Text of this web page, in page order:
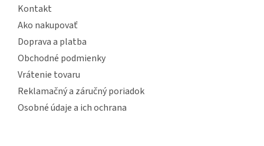
Kontakt
Ako nakupovať
Doprava a platba
Obchodné podmienky
Vrátenie tovaru
Reklamačný a záručný poriadok
Osobné údaje a ich ochrana